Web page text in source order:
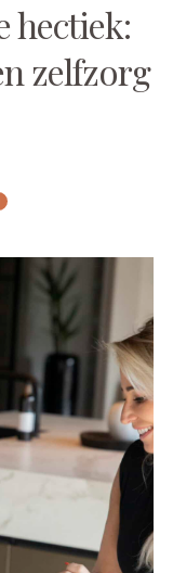
hectiek:
zelfzorg